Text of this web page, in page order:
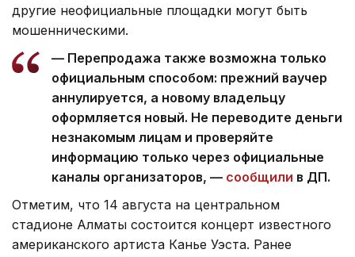
другие неофициальные площадки могут быть
мошенническими.
— Перепродажа также возможна только
официальным способом: прежний ваучер
аннулируется, а новому владельцу
оформляется новый. Не переводите деньги
незнакомым лицам и проверяйте
информацию только через официальные
каналы организаторов, — сообщили в ДП.
Отметим, что 14 августа на центральном
стадионе Алматы состоится концерт известного
американского артиста Канье Уэста. Ранее